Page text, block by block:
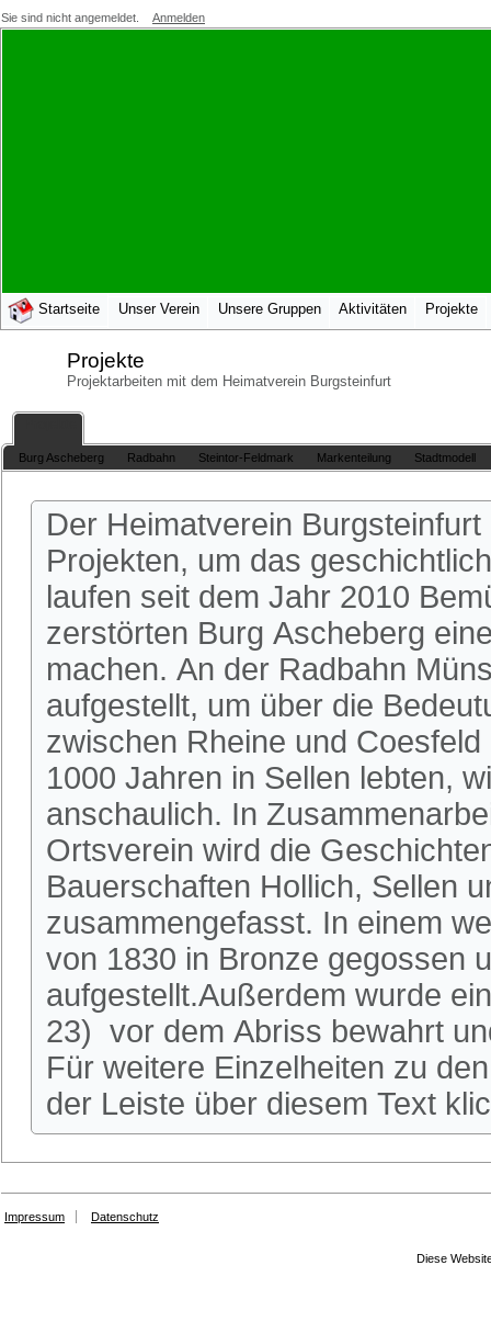
Sie sind nicht angemeldet. Anmelden
Startseite Unser Verein Unsere Gruppen Aktivitäten Projekte
Projekte
Projektarbeiten mit dem Heimatverein Burgsteinfurt
Burg Ascheberg Radbahn Steintor-Feldmark Markenteilung Stadtmodell
Der Heimatverein
Projekten, um das
laufen seit dem Jahr 2010
zerstörten Burg Ascheberg
machen. An der Radbahn
aufgestellt, um über die
zwischen Rheine und
1000 Jahren in Sellen lebten,
anschaulich. In
Ortsverein wird die
Bauerschaften Hollich, Sellen
zusammengefasst. In einem
von 1830 in Bronze gegossen
aufgestellt.Außerdem wurde
23) vor dem Abriss bewahrt
Für weitere Einzelheiten zu
der Leiste über diesem Text
Impressum Datenschutz
Diese